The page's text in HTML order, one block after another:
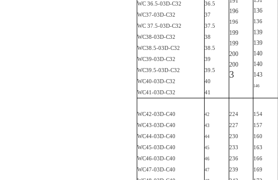
WC 36.5-03D-C32
WC37-03D-C32
WC 37.5-03D-C32
WC38-03D-C32
WC38.5-03D-C32
WC39-03D-C32
WC39.5-03D-C32
WC40-03D-C32
WC41-03D-C32
36.5
37
37.5
38
38.5
39
39.5
40
41
196
196
199
199
200
200
3
136
136
139
139
140
140
143
146
WC42-03D-C40
WC43-03D-C40
WC44-03D-C40
WC45-03D-C40
WC46-03D-C40
WC47-03D-C40
42
43
44
45
46
47
224
227
230
233
236
239
154
157
160
163
166
169